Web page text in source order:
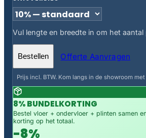
Vul lengte en breedte in om het
Bestellen Offerte Aanvragen
Prijs incl. BTW. Kom langs in de showroom
8% BUNDELKORTING
Bestel vloer + ondervloer + plinten samen
korting op het totaal.
-8%